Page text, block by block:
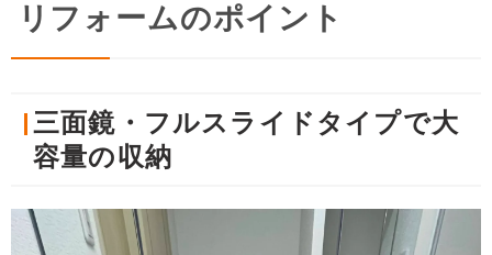
リフォームのポイント
三面鏡・フルスライドタイプで大
容量の収納